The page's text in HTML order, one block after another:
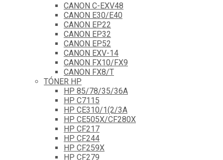
CANON C-EXV48
CANON E30/E40
CANON EP22
CANON EP32
CANON EP52
CANON EXV-14
CANON FX10/FX9
CANON FX8/T
TÓNER HP
HP 85/78/35/36A
HP C7115
HP CE310/1(2/3A
HP CE505X/CF280X
HP CF217
HP CF244
HP CF259X
HP CF279